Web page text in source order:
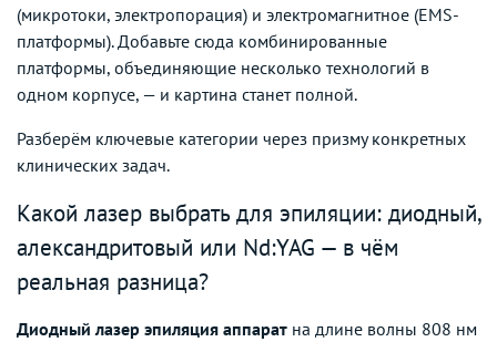
(микротоки, электропорация) и электромагнитное (EMS-
платформы). Добавьте сюда комбинированные
платформы, объединяющие несколько технологий в
одном корпусе, — и картина станет полной.
Разберём ключевые категории через призму конкретных
клинических задач.
Какой лазер выбрать для эпиляции: диодный,
александритовый или Nd:YAG — в чём
реальная разница?
Диодный лазер эпиляция аппарат на длине волны 808 нм